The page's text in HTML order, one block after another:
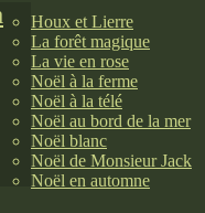
Houx et Lierre
La forêt magique
La vie en rose
Noël à la ferme
Noël à la télé
Noël au bord de la mer
Noël blanc
Noël de Monsieur Jack
Noël en automne